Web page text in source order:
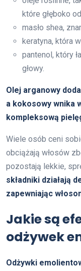
które głęboko
masło shea,
keratyna, która
pantenol, który
głowy.
Olej arganowy
a kokosowy wnika
kompleksową
Wiele osób ceni
obciążają włosów
pozostają lekkie,
składniki działają
zapewniając
Jakie są
odżywek
Odżywki